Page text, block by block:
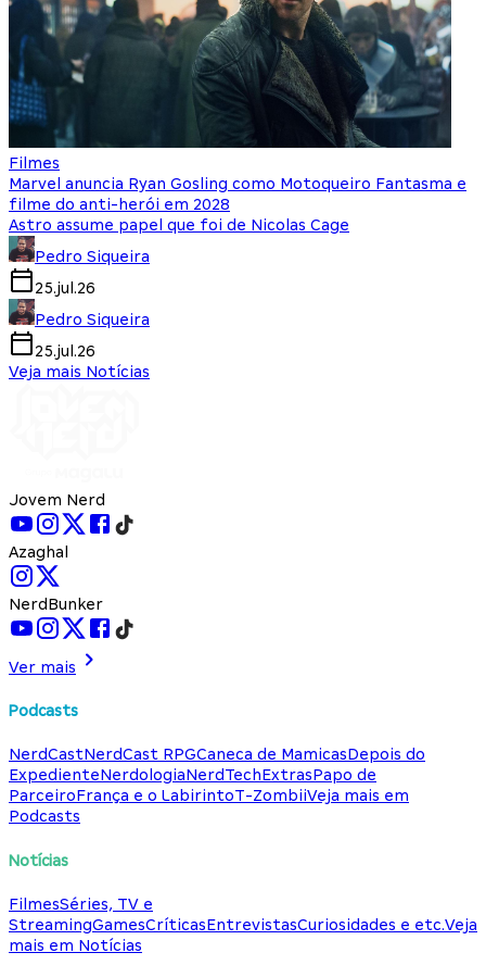
Filmes
Marvel anuncia Ryan Gosling como Motoqueiro Fantasma e
filme do anti-herói em 2028
Astro assume papel que foi de Nicolas Cage
Pedro Siqueira
25.jul.26
Pedro Siqueira
25.jul.26
Veja mais Notícias
Jovem Nerd
Azaghal
NerdBunker
Ver mais
Podcasts
NerdCastNerdCast RPGCaneca de MamicasDepois do
ExpedienteNerdologiaNerdTechExtrasPapo de
ParceiroFrança e o LabirintoT-ZombiiVeja mais em
Podcasts
Notícias
FilmesSéries, TV e
StreamingGamesCríticasEntrevistasCuriosidades e etc.Veja
mais em Notícias